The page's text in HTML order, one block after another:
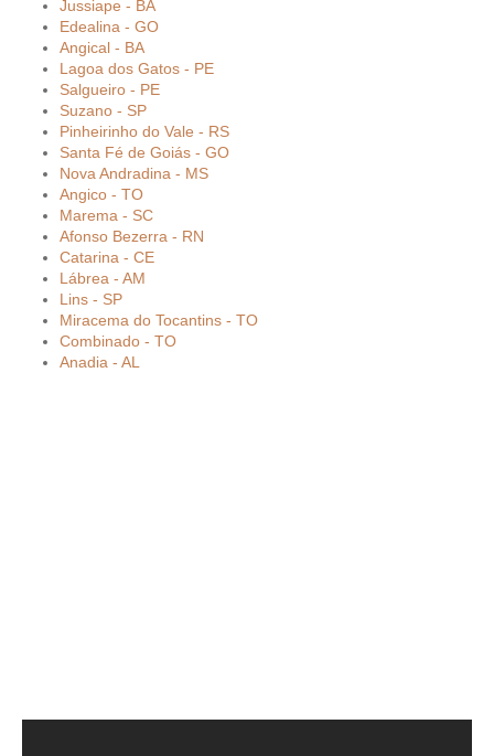
Jussiape - BA
Edealina - GO
Angical - BA
Lagoa dos Gatos - PE
Salgueiro - PE
Suzano - SP
Pinheirinho do Vale - RS
Santa Fé de Goiás - GO
Nova Andradina - MS
Angico - TO
Marema - SC
Afonso Bezerra - RN
Catarina - CE
Lábrea - AM
Lins - SP
Miracema do Tocantins - TO
Combinado - TO
Anadia - AL